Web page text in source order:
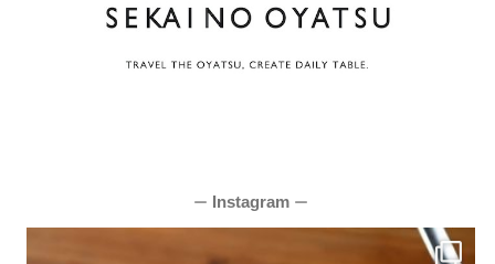
ー Instagram ー